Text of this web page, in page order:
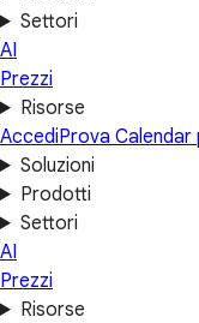
Settori
AI
Prezzi
Risorse
AccediProva Calendar
Soluzioni
Prodotti
Settori
AI
Prezzi
Risorse